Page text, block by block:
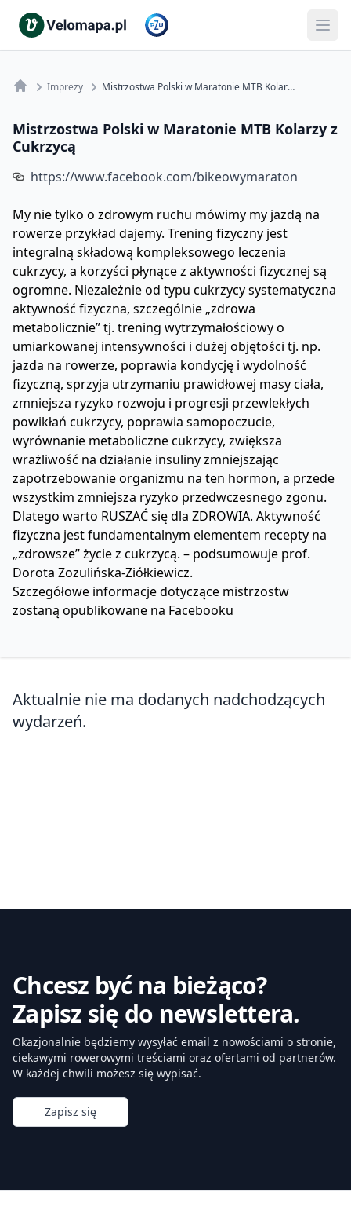
Imprezy Mistrzostwa Polski w Maratonie MTB Kolarzy z Cukrzycą
Mistrzostwa Polski w Maratonie MTB Kolarzy z
Cukrzycą
https://www.facebook.com/bikeowymaraton
My nie tylko o zdrowym ruchu mówimy my jazdą na
rowerze przykład dajemy. Trening fizyczny jest
integralną składową kompleksowego leczenia
cukrzycy, a korzyści płynące z aktywności fizycznej są
ogromne. Niezależnie od typu cukrzycy systematyczna
aktywność fizyczna, szczególnie „zdrowa
metabolicznie” tj. trening wytrzymałościowy o
umiarkowanej intensywności i dużej objętości tj. np.
jazda na rowerze, poprawia kondycję i wydolność
fizyczną, sprzyja utrzymaniu prawidłowej masy ciała,
zmniejsza ryzyko rozwoju i progresji przewlekłych
powikłań cukrzycy, poprawia samopoczucie,
wyrównanie metaboliczne cukrzycy, zwiększa
wrażliwość na działanie insuliny zmniejszając
zapotrzebowanie organizmu na ten hormon, a przede
wszystkim zmniejsza ryzyko przedwczesnego zgonu.
Dlatego warto RUSZAĆ się dla ZDROWIA. Aktywność
fizyczna jest fundamentalnym elementem recepty na
„zdrowsze” życie z cukrzycą. – podsumowuje prof.
Dorota Zozulińska-Ziółkiewicz.
Szczegółowe informacje dotyczące mistrzostw
zostaną opublikowane na Facebooku
Aktualnie nie ma dodanych nadchodzących
wydarzeń.
Chcesz być na bieżąco?
Zapisz się do newslettera.
Okazjonalnie będziemy wysyłać email z nowościami o stronie,
ciekawymi rowerowymi treściami oraz ofertami od partnerów.
W każdej chwili możesz się wypisać.
Zapisz się